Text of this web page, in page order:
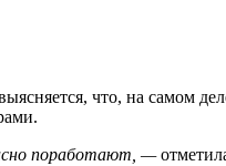
что, на самом
поработают, —